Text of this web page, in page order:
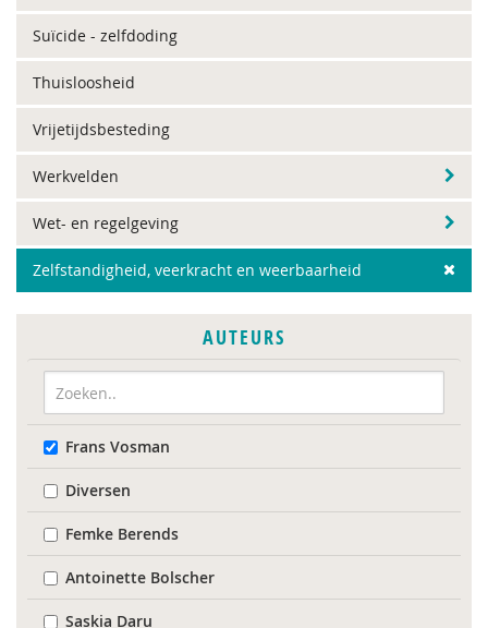
Suïcide - zelfdoding
Thuisloosheid
Vrijetijdsbesteding
Werkvelden
Wet- en regelgeving
Zelfstandigheid, veerkracht en weerbaarheid
AUTEURS
Frans Vosman
Diversen
Femke Berends
Antoinette Bolscher
Saskia Daru